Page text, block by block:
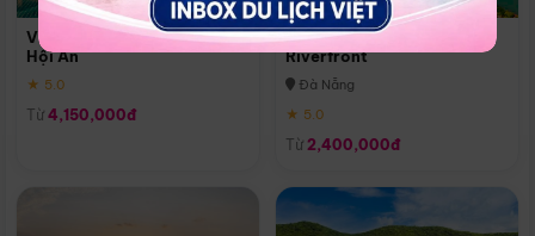
Vinpearl Resort & Golf Nam
Hội An
★ 5.0
Từ 4,150,000đ
Melia Vinpearl Danang
Riverfront
Đà Nẵng
★ 5.0
Từ 2,400,000đ